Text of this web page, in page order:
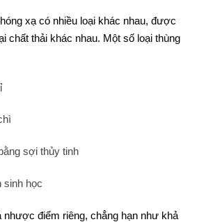
xạ có nhiều loại khác nhau, được
chất thải khác nhau. Một số loại thùng
sợi thủy tinh
sinh học
nhược điểm riêng, chẳng hạn như khả